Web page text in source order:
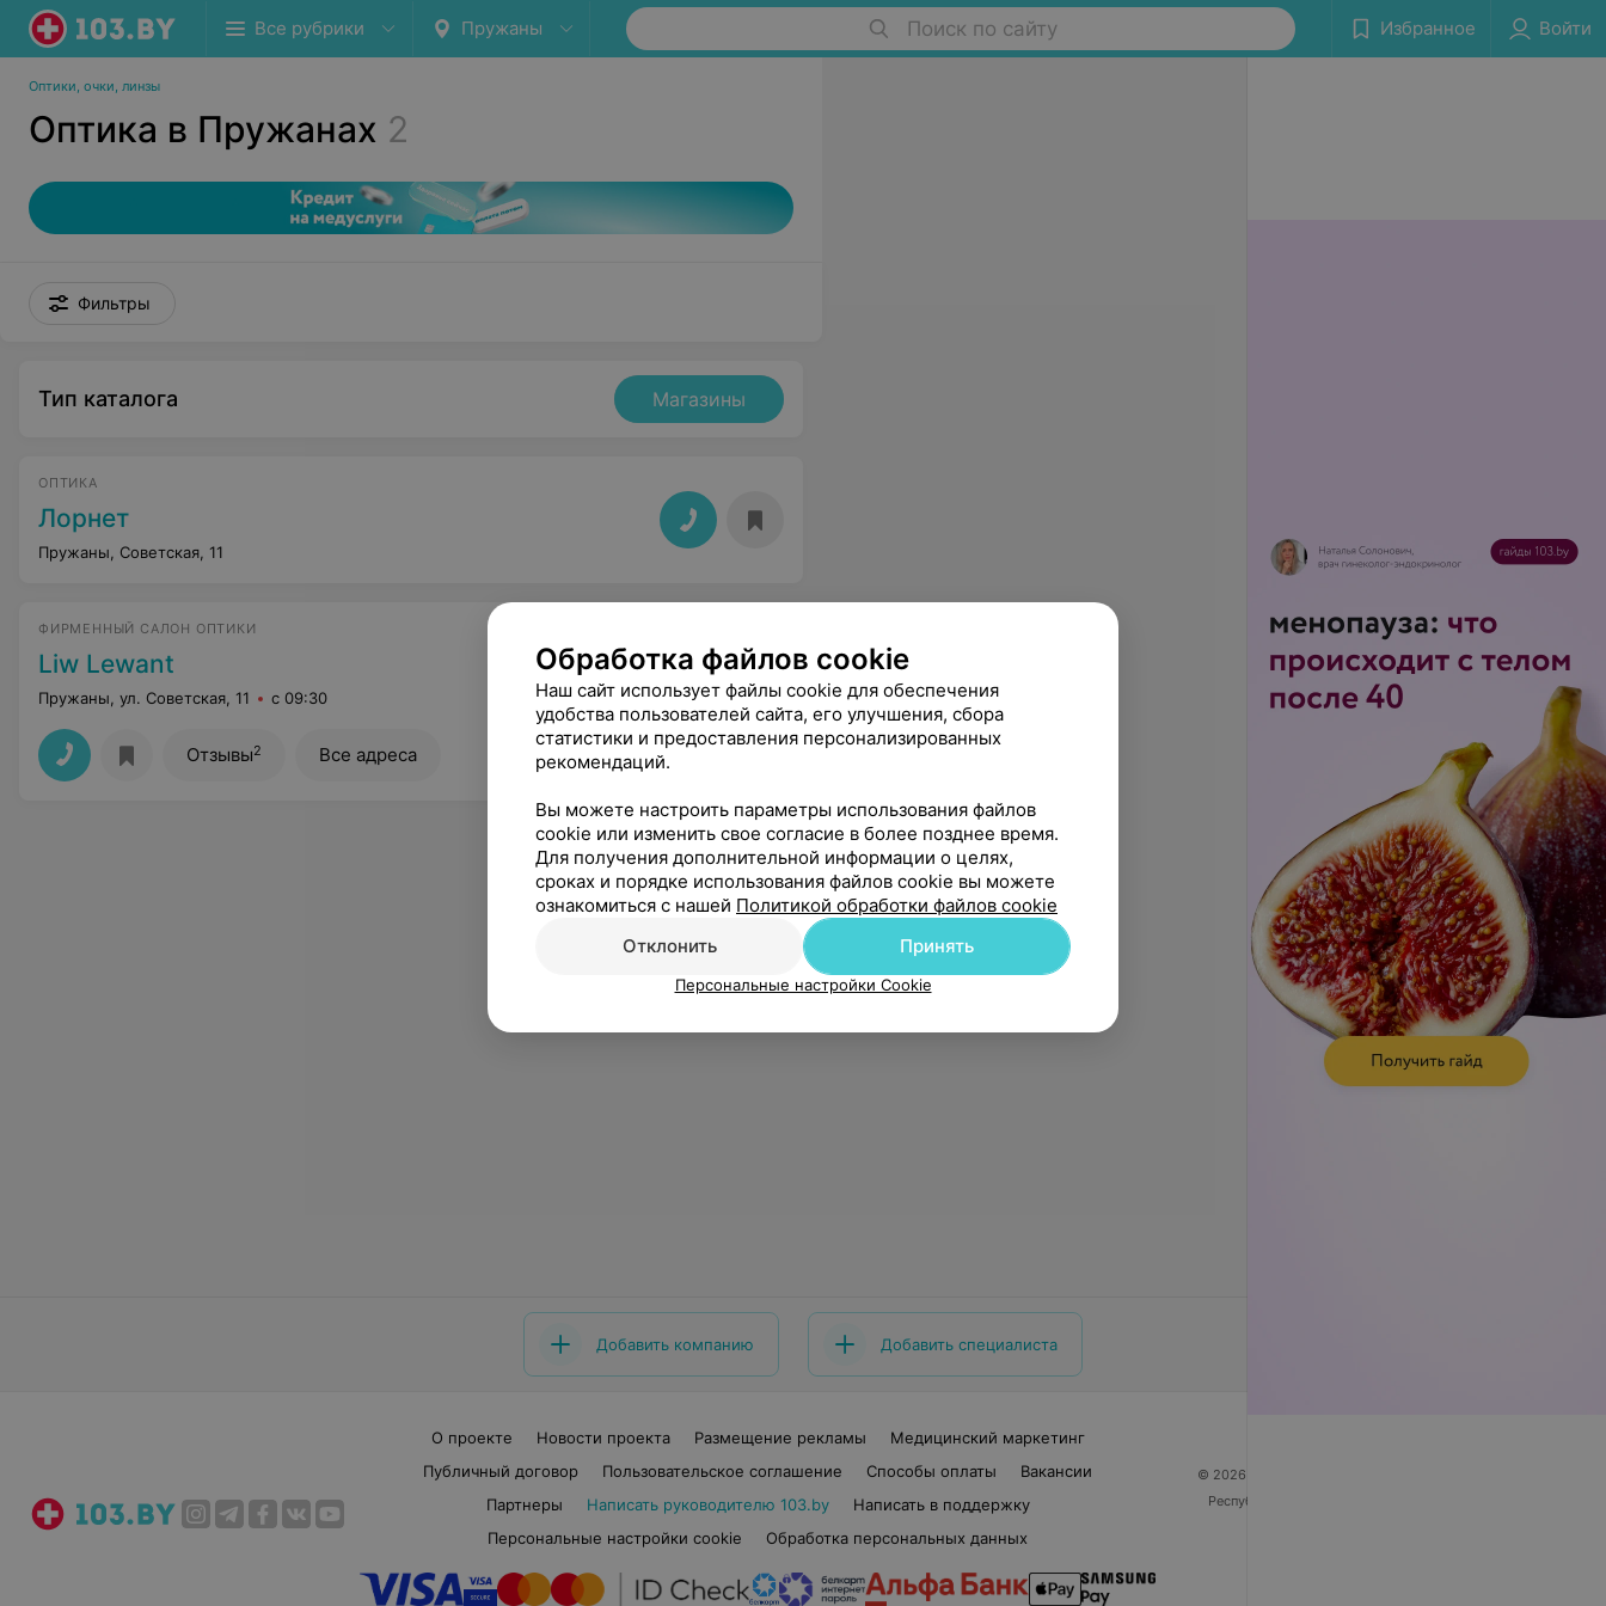
Все рубрики Пружаны Поиск по сайту Избранное Войти
Оптики, очки, линзы
Оптика в Пружанах 2
Фильтры
Тип каталога Магазины
ОПТИКА
Лорнет
Пружаны, Советская, 11
ФИРМЕННЫЙ САЛОН ОПТИКИ
Liw Lewant
Пружаны, ул. Советская, 11 с 09:30
Отзывы2 Все адреса
Добавить компанию Добавить специалиста
О проекте Новости проекта Размещение рекламы
Медицинский маркетинг
Публичный договор
Пользовательское соглашение Способы оплаты
Вакансии
Партнеры
Написать руководителю 103.by
Написать в поддержку
Персональные настройки cookie
Обработка персональных данных
© 2026 ООО «Артокс Лаб», УНП 191700409
Республика Беларусь, г. Минск, улица Толбухина, 2,
Обработка файлов cookie
Наш сайт использует файлы cookie для обеспечения
удобства пользователей сайта, его улучшения, сбора
статистики и предоставления персонализированных
рекомендаций.
Вы можете настроить параметры использования файлов
cookie или изменить свое согласие в более позднее время.
Для получения дополнительной информации о целях,
сроках и порядке использования файлов cookie вы можете
ознакомиться с нашей Политикой обработки файлов cookie
Отклонить
Принять
Персональные настройки Cookie